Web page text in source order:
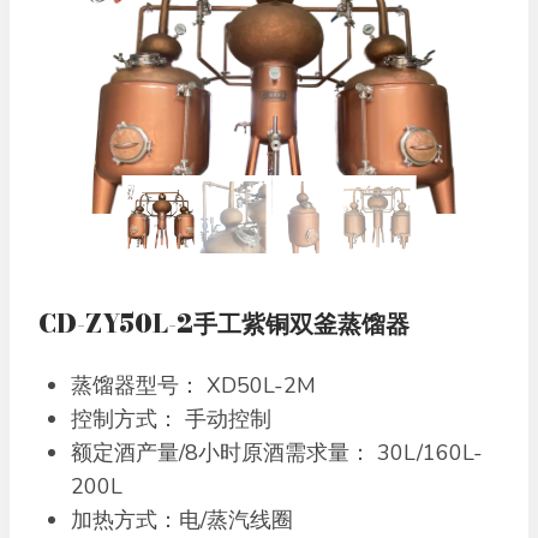
CD-ZY50L-2手工紫铜双釜蒸馏器
蒸馏器型号： XD50L-2M
控制方式： 手动控制
额定酒产量/8小时原酒需求量： 30L/160L-
200L
加热方式：电/蒸汽线圈